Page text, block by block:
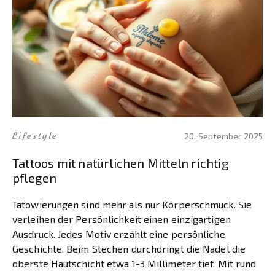
Lifestyle 20. September 2025
Tattoos mit natürlichen Mitteln richtig
pflegen
Tätowierungen sind mehr als nur Körperschmuck. Sie
verleihen der Persönlichkeit einen einzigartigen
Ausdruck. Jedes Motiv erzählt eine persönliche
Geschichte. Beim Stechen durchdringt die Nadel die
oberste Hautschicht etwa 1-3 Millimeter tief. Mit rund